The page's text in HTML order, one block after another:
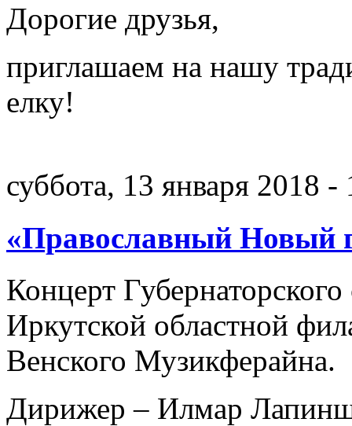
Дорогие друзья,
приглашаем на нашу
елку!
суббота, 13 января 2018 -
«Православный Новый
Концерт
Иркутской областной
Венского Музикферайна.
Дирижер – Илмар